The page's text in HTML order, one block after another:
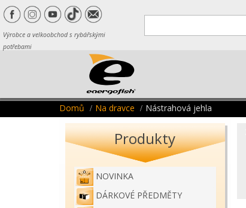
Výrobce a velkoobchod s rybářskými
potřebami
Domů Na dravce Nástrahová jehla
Produkty
NOVINKA
DÁRKOVÉ PŘEDMĚTY